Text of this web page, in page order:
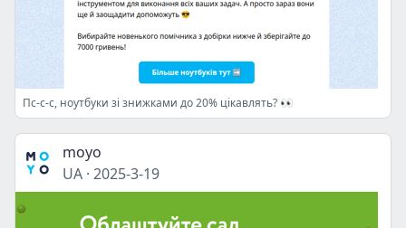
Пс-с-с, ноутбуки зі знижками до 20% цікавлять? 👀
moyo
UA · 2025-3-19